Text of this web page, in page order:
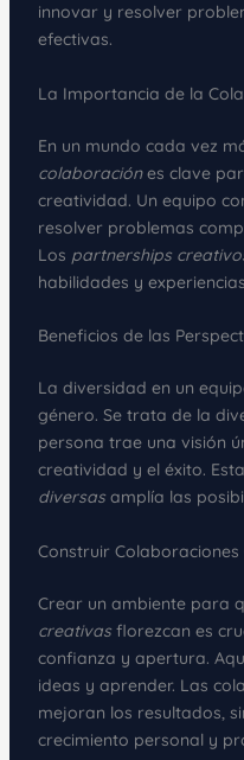
innovar y resolver
efectivas.
La Importancia de la
En un mundo cada vez
colaboraciónes clave
creatividad. Un equipo
resolver problemas
Los partnerships
habilidades y
Beneficios de las
La diversidad en un
género. Se trata de la
persona trae una visión
creatividad y el éxito.
diversasamplía las
Construir Colaboraciones
Crear un ambiente para
creativasflorezcan es
confianza y apertura.
ideas y aprender. Las
mejoran los resultados,
crecimiento personal y